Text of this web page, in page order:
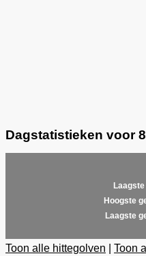
Dagstatistieken voor
Hoogste
Laagste
Toon alle hittegolven
Toon